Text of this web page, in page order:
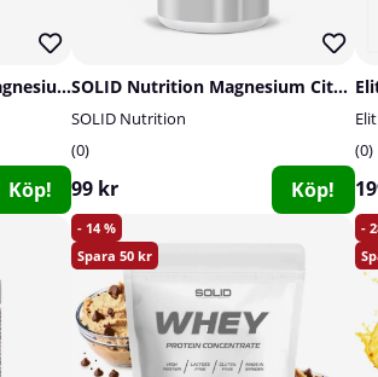
Swedish Supplements Magnesium Complex, 90 caps
Köp!
SOLID Nutrition Magnesium Citrate, 90 caps
SOLID Nutrition
0
99 kr Köp!
0
14
50